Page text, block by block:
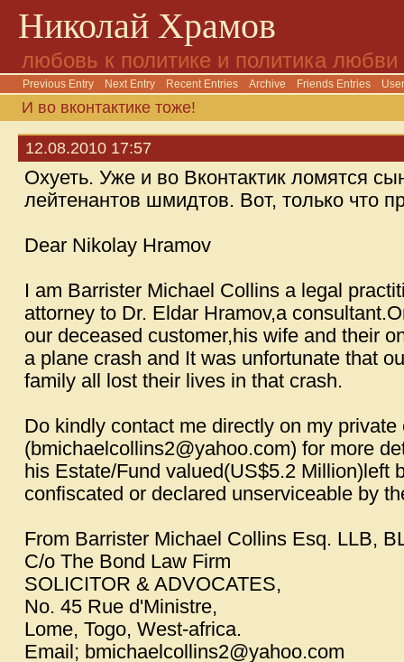
Николай Храмов
любовь к политике и политика любви
Previous Entry Next Entry Recent Entries Archive Friends Entries
И во вконтактике тоже!
12.08.2010 17:57
Охуеть. Уже и во Вконтактик ломятся
лейтенантов шмидтов. Вот, только что
Dear Nikolay Hramov
I am Barrister Michael Collins a legal
attorney to Dr. Eldar Hramov,a
our deceased customer,his wife and their
a plane crash and It was unfortunate that
family all lost their lives in that crash.
Do kindly contact me directly on my private
(bmichaelcollins2@yahoo.com) for more
his Estate/Fund valued(US$5.2 Million)left
confiscated or declared unserviceable by
From Barrister Michael Collins Esq. LLB,
C/o The Bond Law Firm
SOLICITOR & ADVOCATES,
No. 45 Rue d'Ministre,
Lome, Togo, West-africa.
Email; bmichaelcollins2@yahoo.com